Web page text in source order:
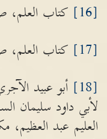
[16]
كتاب العلم،
[17]
كتاب العلم،
[18]
أبو عبيد
لأبي داود سليمان
العليم عبد العظيم،